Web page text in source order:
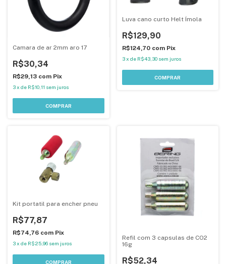
Camara de ar 2mm aro 17
R$30,34
R$29,13 com Pix
3x de R$10,11 sem juros
Luva cano curto Helt Ímola
R$129,90
R$124,70 com Pix
3 x de R$43,30 sem juros
Kit portatil para encher pneu
R$77,87
R$74,76 com Pix
3x de R$25,96 sem juros
Refil com 3 capsulas de CO2
16g
R$52,34